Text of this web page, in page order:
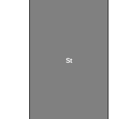
St